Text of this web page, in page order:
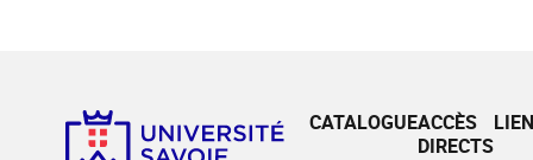
CATALOGUEACCÈS
DIRECTS